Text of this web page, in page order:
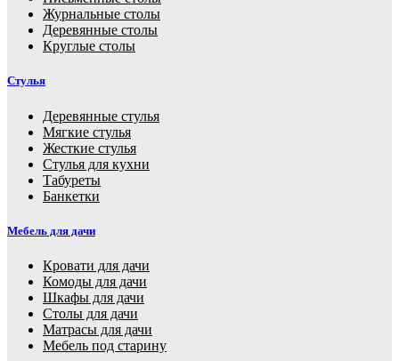
Журнальные столы
Деревянные столы
Круглые столы
Стулья
Деревянные стулья
Мягкие стулья
Жесткие стулья
Стулья для кухни
Табуреты
Банкетки
Мебель для дачи
Кровати для дачи
Комоды для дачи
Шкафы для дачи
Столы для дачи
Матрасы для дачи
Мебель под старину